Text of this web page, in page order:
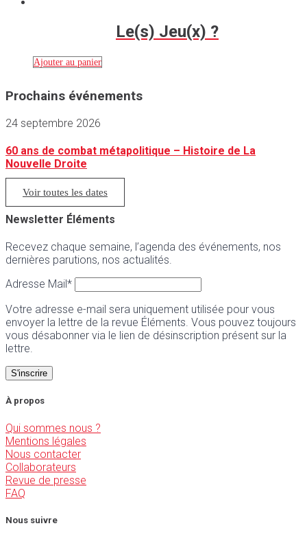
Le(s) Jeu(x) ?
Ajouter au panier
Prochains événements
24 septembre 2026
60 ans de combat métapolitique – Histoire de La
Nouvelle Droite
Voir toutes les dates
Newsletter Éléments
Recevez chaque semaine, l’agenda des événements, nos
dernières parutions, nos actualités.
Adresse Mail*
Votre adresse e-mail sera uniquement utilisée pour vous
envoyer la lettre de la revue Éléments. Vous pouvez toujours
vous désabonner via le lien de désinscription présent sur la
lettre.
À propos
Qui sommes nous ?
Mentions légales
Nous contacter
Collaborateurs
Revue de presse
FAQ
Nous suivre